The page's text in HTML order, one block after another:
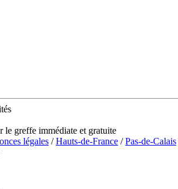
le greffe immédiate et gratuite
légales /Hauts-de-France /Pas-de-Calais